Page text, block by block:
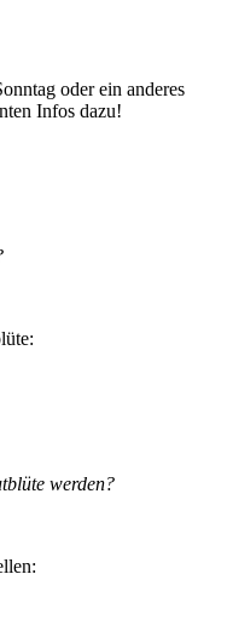
oder ein anderes
Infos dazu!
werden?